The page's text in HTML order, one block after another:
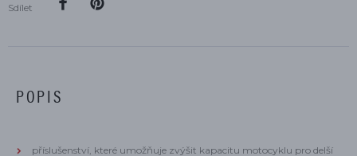
Sdílet
POPIS
příslušenství, které umožňuje zvýšit kapacitu motocyklu pro delší